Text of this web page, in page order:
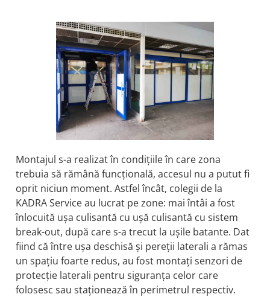
Montajul s-a realizat în condițiile în care zona
trebuia să rămână funcțională, accesul nu a putut fi
oprit niciun moment. Astfel încât, colegii de la
KADRA Service au lucrat pe zone: mai întâi a fost
înlocuită ușa culisantă cu ușă culisantă cu sistem
break-out, după care s-a trecut la ușile batante. Dat
fiind că între ușa deschisă și pereții laterali a rămas
un spațiu foarte redus, au fost montați senzori de
protecție laterali pentru siguranța celor care
folosesc sau staționează în perimetrul respectiv.